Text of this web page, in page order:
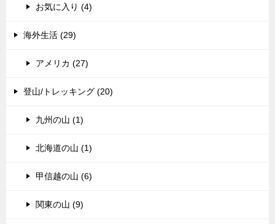
お気に入り (4)
海外生活 (29)
アメリカ (27)
登山/トレッキング (20)
九州の山 (1)
北海道の山 (1)
甲信越の山 (6)
関東の山 (9)